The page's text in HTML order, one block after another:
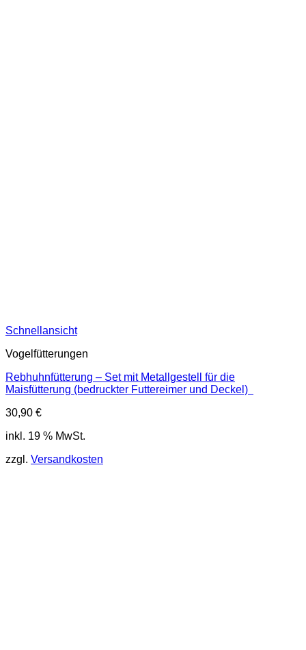
Schnellansicht
Vogelfütterungen
Rebhuhnfütterung – Set mit Metallgestell für die
Maisfütterung (bedruckter Futtereimer und Deckel)
30,90 €
inkl. 19 % MwSt.
zzgl. Versandkosten